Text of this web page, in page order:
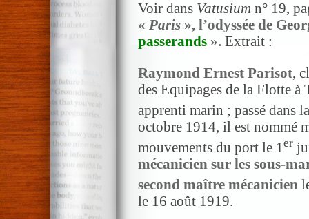
Voir dans Vatusium n° 19,
« Paris », l’odyssée de
passerands ». Extrait :
Raymond Ernest Parisot,
des Equipages de la Flotte
apprenti marin ; passé dans
octobre 1914, il est nommé
mouvements du port le 1 er
mécanicien sur les sous-
second maître mécanicien
le 16 août 1919.